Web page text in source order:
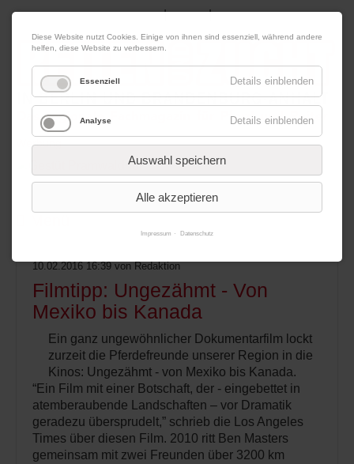
06. August 2026 Impressum|Kontakt|Datenschutz
Werbung
10.02.2016 16:39 von Redaktion
Filmtipp: Ungezähmt - Von
Mexiko bis Kanada
Ein ganz ungewöhnlicher Dokumentarfilm lockt
zurzeit die Pferdefreunde unserer Region in die
Kinos: Ungezähmt - von Mexiko bis Kanada.
“Ein Film mit einer Botschaft, der - eingebettet in
atemberaubende Landschaften – vor Dramatik
geradezu übersprudelt,” schrieb die Los Angeles
Times über diesen Film. 2010 ritt Ben Masters
gemeinsam mit zwei Freunden über 3200 km
Diese Website nutzt Cookies. Einige von ihnen sind essenziell, während andere
helfen, diese Website zu verbessern.
Essenziell Details einblenden
Analyse Details einblenden
Auswahl speichern
Alle akzeptieren
Impressum Datenschutz